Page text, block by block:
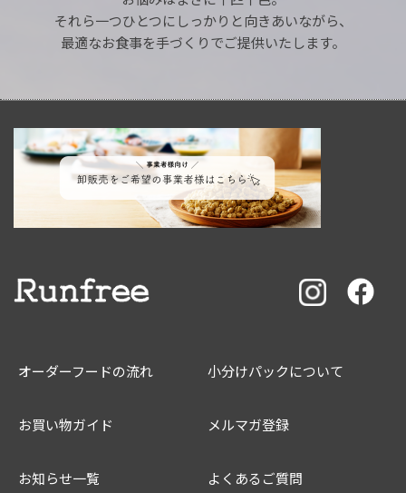
それら一つひとつにしっかりと向きあいながら、
最適なお食事を手づくりでご提供いたします。
オーダーフードの流れ 小分けパックについて
お買い物ガイド メルマガ登録
お知らせ一覧 よくあるご質問